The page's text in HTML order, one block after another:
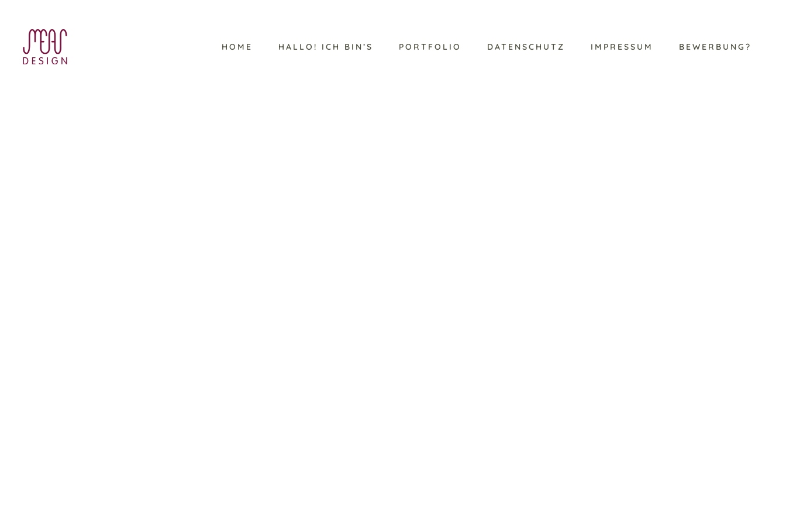
HOME HALLO! ICH BIN’S PORTFOLIO DATENSCHUTZ IMPRESSUM BEWERBUNG?
Halloween Illustrationen